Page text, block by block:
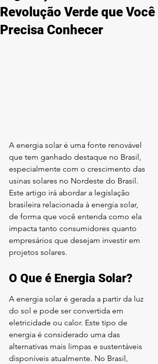
Revolução Verde que Você
Precisa Conhecer
A energia solar é uma fonte renovável
que tem ganhado destaque no Brasil,
especialmente com o crescimento das
usinas solares no Nordeste do Brasil.
Este artigo irá abordar a legislação
brasileira relacionada à energia solar,
de forma que você entenda como ela
impacta tanto consumidores quanto
empresários que desejam investir em
projetos solares.
O Que é Energia Solar?
A energia solar é gerada a partir da luz
do sol e pode ser convertida em
eletricidade ou calor. Este tipo de
energia é considerado uma das
alternativas mais limpas e sustentáveis
disponíveis atualmente. No Brasil,